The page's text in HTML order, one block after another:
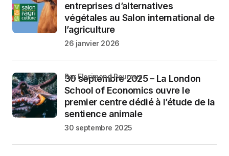
entreprises d’alternatives
végétales au Salon international de
l’agriculture
26 janvier 2026
30 septembre 2025 – La London
School of Economics ouvre le
premier centre dédié à l’étude de la
sentience animale
par Florimond Peureux
30 septembre 2025